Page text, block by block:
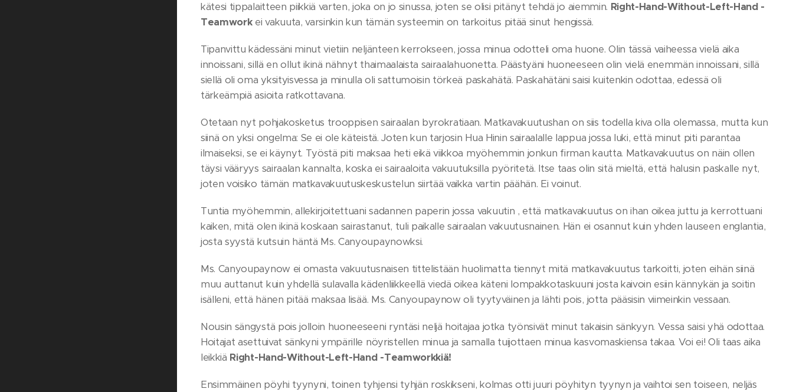
kätesi tippalaitteen piikkiä varten, joka on jo sinussa, joten se olisi pitänyt tehdä jo aiemmin. Right-Hand-Without-Left-Hand -
Teamworkei vakuuta, varsinkin kun tämän systeemin on tarkoitus pitää sinut hengissä.
Tipanvittu kädessäni minut vietiin neljänteen kerrokseen, jossa minua odotteli oma huone. Olin tässä vaiheessa vielä aika
innoissani, sillä en ollut ikinä nähnyt thaimaalaista sairaalahuonetta. Päästyäni huoneeseen olin vielä enemmän innoissani, sillä
siellä oli oma yksityisvessa ja minulla oli sattumoisin törkeä paskahätä. Paskahätäni saisi kuitenkin odottaa, edessä oli
tärkeämpiä asioita ratkottavana.
Otetaan nyt pohjakosketus trooppisen sairaalan byrokratiaan. Matkavakuutushan on siis todella kiva olla olemassa, mutta kun
siinä on yksi ongelma: Se ei ole käteistä. Joten kun tarjosin Hua Hinin sairaalalle lappua jossa luki, että minut piti parantaa
ilmaiseksi, se ei käynyt. Työstä piti maksaa heti eikä viikkoa myöhemmin jonkun firman kautta. Matkavakuutus on näin ollen
täysi vääryys sairaalan kannalta, koska ei sairaaloita vakuutuksilla pyöritetä. Itse taas olin sitä mieltä, että halusin paskalle nyt,
joten voisiko tämän matkavakuutuskeskustelun siirtää vaikka vartin päähän. Ei voinut.
Tuntia myöhemmin, allekirjoitettuani sadannen paperin jossa vakuutin , että matkavakuutus on ihan oikea juttu ja kerrottuani
kaiken, mitä olen ikinä koskaan sairastanut, tuli paikalle sairaalan vakuutusnainen. Hän ei osannut kuin yhden lauseen englantia,
josta syystä kutsuin häntä Ms. Canyoupaynowksi.
Ms. Canyoupaynow ei omasta vakuutusnaisen tittelistään huolimatta tiennyt mitä matkavakuutus tarkoitti, joten eihän siinä
muu auttanut kuin yhdellä sulavalla kädenliikkeellä viedä oikea käteni lompakkotaskuuni josta kaivoin esiin kännykän ja soitin
isälleni, että hänen pitää maksaa lisää. Ms. Canyoupaynow oli tyytyväinen ja lähti pois, jotta pääsisin viimeinkin vessaan.
Nousin sängystä pois jolloin huoneeseeni ryntäsi neljä hoitajaa jotka työnsivät minut takaisin sänkyyn. Vessa saisi yhä odottaa.
Hoitajat asettuivat sänkyni ympärille nöyristellen minua ja samalla tuijottaen minua kasvomaskiensa takaa. Voi ei! Oli taas aika
leikkiä Right-Hand-Without-Left-Hand -Teamworkkiä!
Ensimmäinen pöyhi tyynyni, toinen tyhjensi tyhjän roskikseni, kolmas otti juuri pöyhityn tyynyn ja vaihtoi sen toiseen, neljäs